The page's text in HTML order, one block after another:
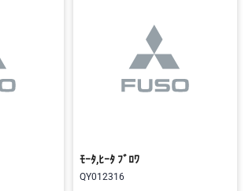
ﾓｰﾀ,ﾋｰﾀ ﾌﾞﾛﾜ
QY012316